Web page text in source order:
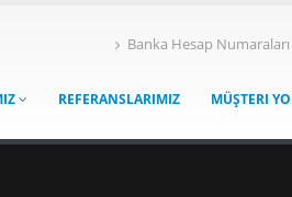
Banka Hesap Numaraları
REFERANSLARIMIZ MÜŞTERI